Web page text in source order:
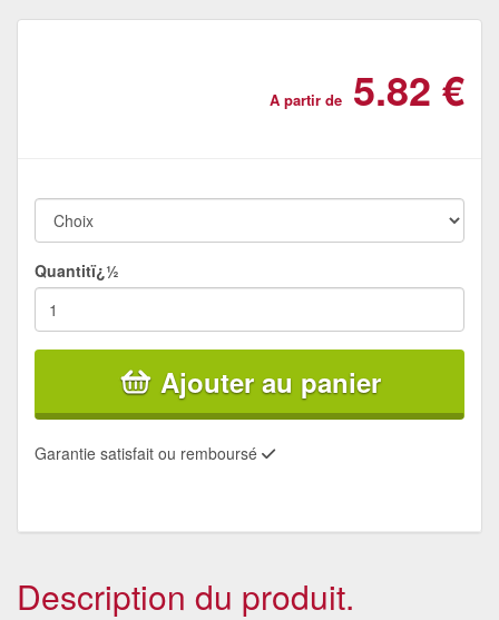
A partir de 5.82 €
Quantitï¿½
Ajouter au panier
Garantie satisfait ou remboursé
Description du produit.